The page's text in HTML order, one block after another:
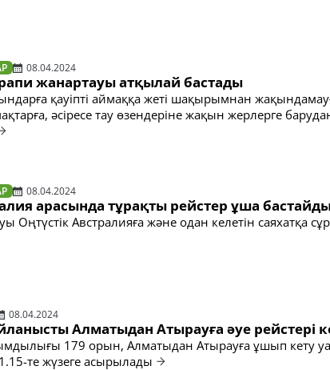
08.04.2024
жанартауы атқылай бастады
қауіпті аймаққа жеті шақырымнан
әсіресе тау өзендеріне жақын жерлерге
08.04.2024
арасында тұрақты рейстер ұша
Оңтүстік Австралияға және одан келетін саяхатқа
08.04.2024
Алматыдан Атырауға әуе рейстері
179 орын, Алматыдан Атырауға ұшып кету
те жүзеге асырылады